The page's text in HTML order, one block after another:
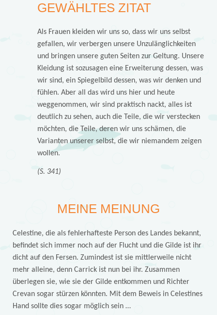
GEWÄHLTES ZITAT
Als Frauen kleiden wir uns so, dass wir uns selbst
gefallen, wir verbergen unsere Unzulänglichkeiten
und bringen unsere guten Seiten zur Geltung. Unsere
Kleidung ist sozusagen eine Erweiterung dessen, was
wir sind, ein Spiegelbild dessen, was wir denken und
fühlen. Aber all das wird uns hier und heute
weggenommen, wir sind praktisch nackt, alles ist
deutlich zu sehen, auch die Teile, die wir verstecken
möchten, die Teile, deren wir uns schämen, die
Varianten unserer selbst, die wir niemandem zeigen
wollen.
(S. 341)
MEINE MEINUNG
Celestine, die als fehlerhafteste Person des Landes bekannt,
befindet sich immer noch auf der Flucht und die Gilde ist ihr
dicht auf den Fersen. Zumindest ist sie mittlerweile nicht
mehr alleine, denn Carrick ist nun bei ihr. Zusammen
überlegen sie, wie sie der Gilde entkommen und Richter
Crevan sogar stürzen könnten. Mit dem Beweis in Celestines
Hand sollte dies sogar möglich sein …